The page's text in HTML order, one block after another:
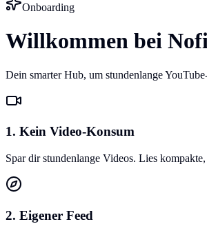
Onboarding
Willkommen bei
Dein smarter Hub, um stundenlange
1. Kein Video-Konsum
Spar dir stundenlange Videos. Lies
2. Eigener Feed